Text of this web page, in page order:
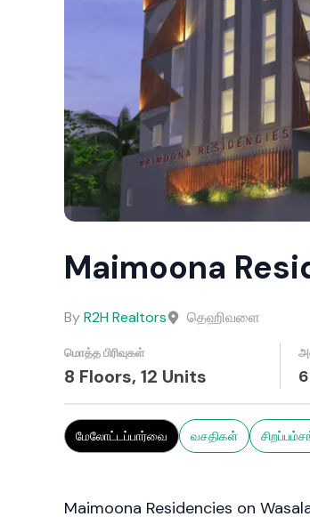
Maimoona
ByR2H Realtors தெஹிவளை
மொத்த பிரிவுகள்
8 Floors, 12 Units
மேலோட்டப்பார்வை வசதிகள்
Maimoona Residencies on